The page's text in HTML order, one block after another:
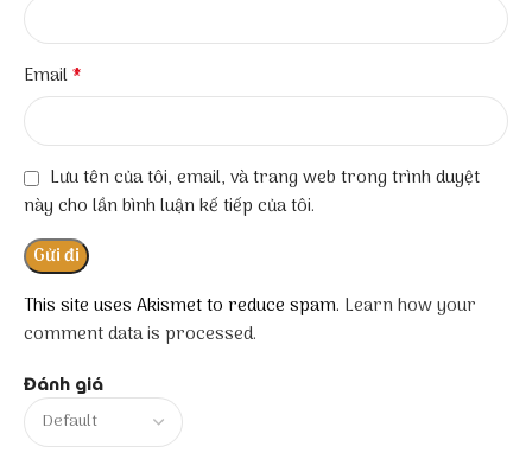
Đánh giá
Email*
Lưu tên của tôi, email, và trang web trong trình duyệt
này cho lần bình luận kế tiếp của tôi.
This site uses Akismet to reduce spam. Learn how your
comment data is processed.